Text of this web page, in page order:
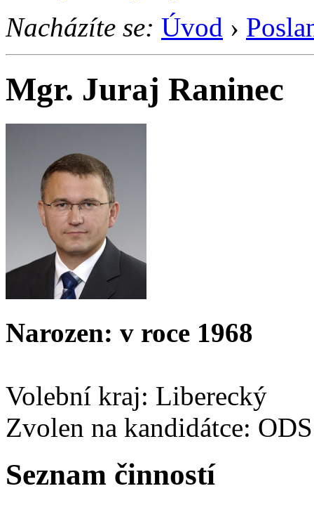
Nacházíte se: Úvod ›
Mgr. Juraj Raninec
Narozen: v roce 1968
Volební kraj: Liberecký
Zvolen na kandidátce: ODS
Seznam činností